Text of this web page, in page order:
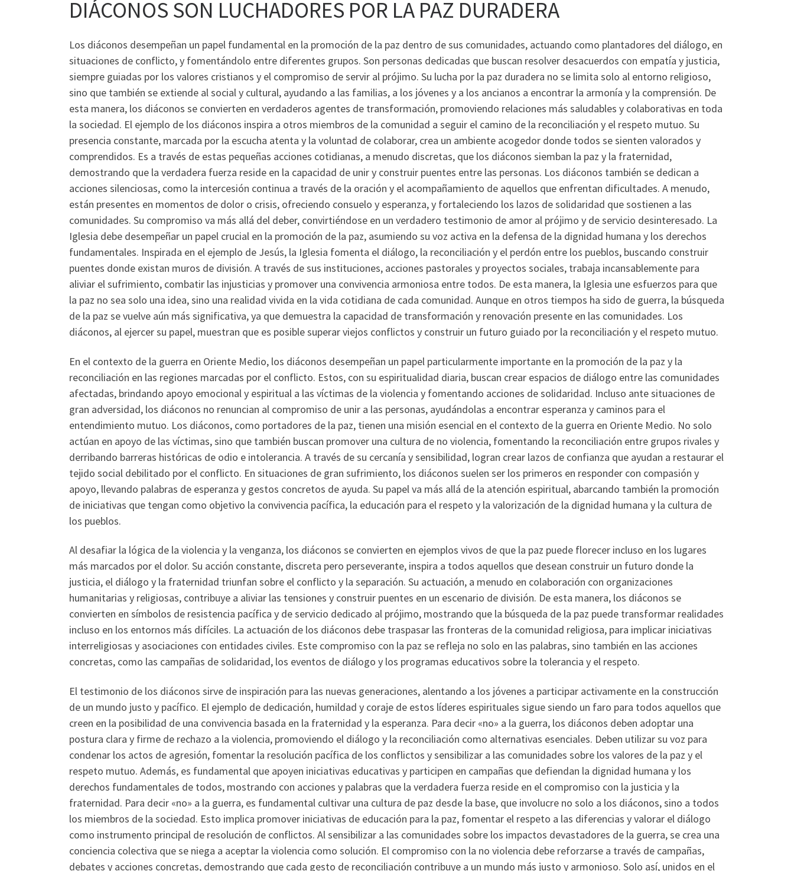
DIÁCONOS SON LUCHADORES POR LA PAZ DURADERA
Los diáconos desempeñan un papel fundamental en la promoción de la paz dentro de sus comunidades, actuando como plantadores del diálogo, en
situaciones de conflicto, y fomentándolo entre diferentes grupos. Son personas dedicadas que buscan resolver desacuerdos con empatía y justicia,
siempre guiadas por los valores cristianos y el compromiso de servir al prójimo. Su lucha por la paz duradera no se limita solo al entorno religioso,
sino que también se extiende al social y cultural, ayudando a las familias, a los jóvenes y a los ancianos a encontrar la armonía y la comprensión. De
esta manera, los diáconos se convierten en verdaderos agentes de transformación, promoviendo relaciones más saludables y colaborativas en toda
la sociedad. El ejemplo de los diáconos inspira a otros miembros de la comunidad a seguir el camino de la reconciliación y el respeto mutuo. Su
presencia constante, marcada por la escucha atenta y la voluntad de colaborar, crea un ambiente acogedor donde todos se sienten valorados y
comprendidos. Es a través de estas pequeñas acciones cotidianas, a menudo discretas, que los diáconos siemban la paz y la fraternidad,
demostrando que la verdadera fuerza reside en la capacidad de unir y construir puentes entre las personas. Los diáconos también se dedican a
acciones silenciosas, como la intercesión continua a través de la oración y el acompañamiento de aquellos que enfrentan dificultades. A menudo,
están presentes en momentos de dolor o crisis, ofreciendo consuelo y esperanza, y fortaleciendo los lazos de solidaridad que sostienen a las
comunidades. Su compromiso va más allá del deber, convirtiéndose en un verdadero testimonio de amor al prójimo y de servicio desinteresado. La
Iglesia debe desempeñar un papel crucial en la promoción de la paz, asumiendo su voz activa en la defensa de la dignidad humana y los derechos
fundamentales. Inspirada en el ejemplo de Jesús, la Iglesia fomenta el diálogo, la reconciliación y el perdón entre los pueblos, buscando construir
puentes donde existan muros de división. A través de sus instituciones, acciones pastorales y proyectos sociales, trabaja incansablemente para
aliviar el sufrimiento, combatir las injusticias y promover una convivencia armoniosa entre todos. De esta manera, la Iglesia une esfuerzos para que
la paz no sea solo una idea, sino una realidad vivida en la vida cotidiana de cada comunidad. Aunque en otros tiempos ha sido de guerra, la búsqueda
de la paz se vuelve aún más significativa, ya que demuestra la capacidad de transformación y renovación presente en las comunidades. Los
diáconos, al ejercer su papel, muestran que es posible superar viejos conflictos y construir un futuro guiado por la reconciliación y el respeto mutuo.
En el contexto de la guerra en Oriente Medio, los diáconos desempeñan un papel particularmente importante en la promoción de la paz y la
reconciliación en las regiones marcadas por el conflicto. Estos, con su espiritualidad diaria, buscan crear espacios de diálogo entre las comunidades
afectadas, brindando apoyo emocional y espiritual a las víctimas de la violencia y fomentando acciones de solidaridad. Incluso ante situaciones de
gran adversidad, los diáconos no renuncian al compromiso de unir a las personas, ayudándolas a encontrar esperanza y caminos para el
entendimiento mutuo. Los diáconos, como portadores de la paz, tienen una misión esencial en el contexto de la guerra en Oriente Medio. No solo
actúan en apoyo de las víctimas, sino que también buscan promover una cultura de no violencia, fomentando la reconciliación entre grupos rivales y
derribando barreras históricas de odio e intolerancia. A través de su cercanía y sensibilidad, logran crear lazos de confianza que ayudan a restaurar el
tejido social debilitado por el conflicto. En situaciones de gran sufrimiento, los diáconos suelen ser los primeros en responder con compasión y
apoyo, llevando palabras de esperanza y gestos concretos de ayuda. Su papel va más allá de la atención espiritual, abarcando también la promoción
de iniciativas que tengan como objetivo la convivencia pacífica, la educación para el respeto y la valorización de la dignidad humana y la cultura de
los pueblos.
Al desafiar la lógica de la violencia y la venganza, los diáconos se convierten en ejemplos vivos de que la paz puede florecer incluso en los lugares
más marcados por el dolor. Su acción constante, discreta pero perseverante, inspira a todos aquellos que desean construir un futuro donde la
justicia, el diálogo y la fraternidad triunfan sobre el conflicto y la separación. Su actuación, a menudo en colaboración con organizaciones
humanitarias y religiosas, contribuye a aliviar las tensiones y construir puentes en un escenario de división. De esta manera, los diáconos se
convierten en símbolos de resistencia pacífica y de servicio dedicado al prójimo, mostrando que la búsqueda de la paz puede transformar realidades
incluso en los entornos más difíciles. La actuación de los diáconos debe traspasar las fronteras de la comunidad religiosa, para implicar iniciativas
interreligiosas y asociaciones con entidades civiles. Este compromiso con la paz se refleja no solo en las palabras, sino también en las acciones
concretas, como las campañas de solidaridad, los eventos de diálogo y los programas educativos sobre la tolerancia y el respeto.
El testimonio de los diáconos sirve de inspiración para las nuevas generaciones, alentando a los jóvenes a participar activamente en la construcción
de un mundo justo y pacífico. El ejemplo de dedicación, humildad y coraje de estos líderes espirituales sigue siendo un faro para todos aquellos que
creen en la posibilidad de una convivencia basada en la fraternidad y la esperanza. Para decir «no» a la guerra, los diáconos deben adoptar una
postura clara y firme de rechazo a la violencia, promoviendo el diálogo y la reconciliación como alternativas esenciales. Deben utilizar su voz para
condenar los actos de agresión, fomentar la resolución pacífica de los conflictos y sensibilizar a las comunidades sobre los valores de la paz y el
respeto mutuo. Además, es fundamental que apoyen iniciativas educativas y participen en campañas que defiendan la dignidad humana y los
derechos fundamentales de todos, mostrando con acciones y palabras que la verdadera fuerza reside en el compromiso con la justicia y la
fraternidad. Para decir «no» a la guerra, es fundamental cultivar una cultura de paz desde la base, que involucre no solo a los diáconos, sino a todos
los miembros de la sociedad. Esto implica promover iniciativas de educación para la paz, fomentar el respeto a las diferencias y valorar el diálogo
como instrumento principal de resolución de conflictos. Al sensibilizar a las comunidades sobre los impactos devastadores de la guerra, se crea una
conciencia colectiva que se niega a aceptar la violencia como solución. El compromiso con la no violencia debe reforzarse a través de campañas,
debates y acciones concretas, demostrando que cada gesto de reconciliación contribuye a un mundo más justo y armonioso. Solo así, unidos en el